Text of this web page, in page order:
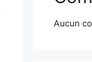
Aucun